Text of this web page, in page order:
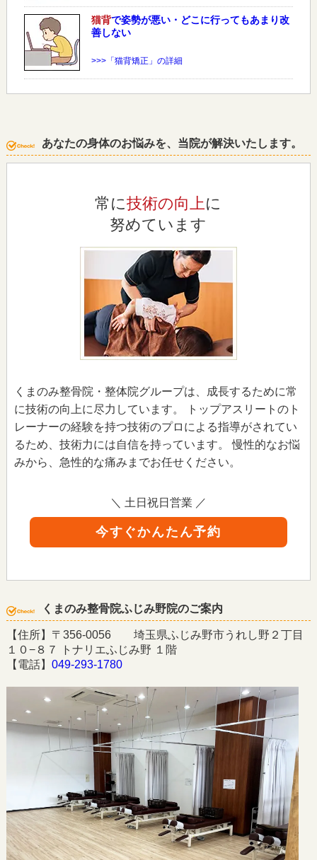
猫背で姿勢が悪い・どこに行ってもあまり改
善しない
>>>「猫背矯正」の詳細
あなたの身体のお悩みを、当院が解決いたします。
常に技術の向上に
努めています
くまのみ整骨院・整体院グループは、成長するために常
に技術の向上に尽力しています。 トップアスリートのト
レーナーの経験を持つ技術のプロによる指導がされてい
るため、技術力には自信を持っています。 慢性的なお悩
みから、急性的な痛みまでお任せください。
＼ 土日祝日営業 ／
今すぐかんたん予約
くまのみ整骨院ふじみ野院のご案内
【住所】〒356-0056 埼玉県ふじみ野市うれし野２丁目
１０−８７ トナリエふじみ野 １階
【電話】 049-293-1780